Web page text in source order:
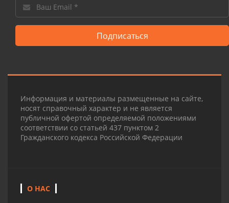
Подписаться
Информация и материалы размещенные на сайте,
носят справочный характер и не является
публичной офертой определяемой положениями
соответствии со статьей 437 пунктом 2
Гражданского кодекса Российской Федерации
О НАС